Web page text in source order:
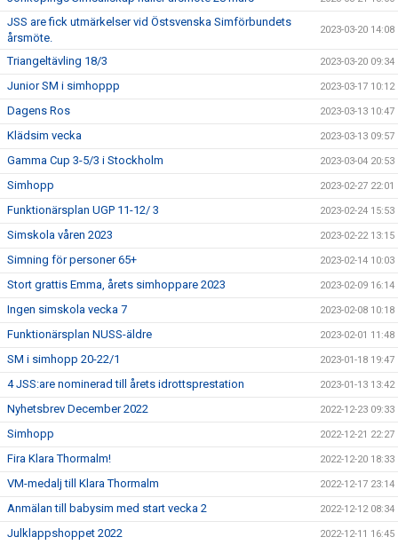
JSS are fick utmärkelser vid Östsvenska Simförbundets
årsmöte.
2023-03-20 14:08
Triangeltävling 18/3 2023-03-20 09:34
Junior SM i simhoppp 2023-03-17 10:12
Dagens Ros 2023-03-13 10:47
Klädsim vecka 2023-03-13 09:57
Gamma Cup 3-5/3 i Stockholm 2023-03-04 20:53
Simhopp 2023-02-27 22:01
Funktionärsplan UGP 11-12/ 3 2023-02-24 15:53
Simskola våren 2023 2023-02-22 13:15
Simning för personer 65+ 2023-02-14 10:03
Stort grattis Emma, årets simhoppare 2023 2023-02-09 16:14
Ingen simskola vecka 7 2023-02-08 10:18
Funktionärsplan NUSS-äldre 2023-02-01 11:48
SM i simhopp 20-22/1 2023-01-18 19:47
4 JSS:are nominerad till årets idrottsprestation 2023-01-13 13:42
Nyhetsbrev December 2022 2022-12-23 09:33
Simhopp 2022-12-21 22:27
Fira Klara Thormalm! 2022-12-20 18:33
VM-medalj till Klara Thormalm 2022-12-17 23:14
Anmälan till babysim med start vecka 2 2022-12-12 08:34
Julklappshoppet 2022 2022-12-11 16:45